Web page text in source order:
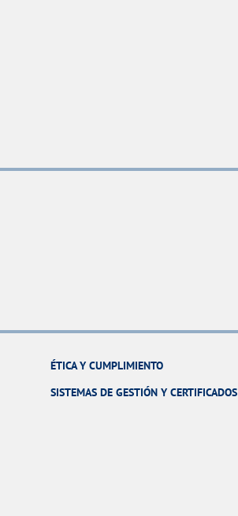
ÉTICA Y CUMPLIMIENTO
SISTEMAS DE GESTIÓN Y CERTIFICADOS